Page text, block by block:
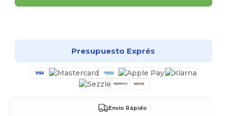
Presupuesto Exprés
Envío Rápido